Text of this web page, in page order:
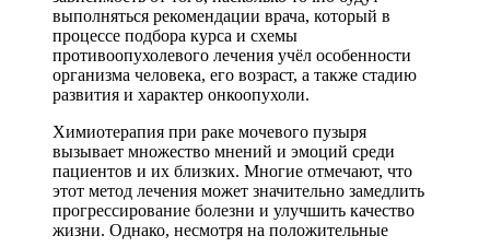
выполняться рекомендации врача, который в
процессе подбора курса и схемы
противоопухолевого лечения учёл особенности
организма человека, его возраст, а также стадию
развития и характер онкоопухоли.
Химиотерапия при раке мочевого пузыря
вызывает множество мнений и эмоций среди
пациентов и их близких. Многие отмечают, что
этот метод лечения может значительно замедлить
прогрессирование болезни и улучшить качество
жизни. Однако, несмотря на положительные